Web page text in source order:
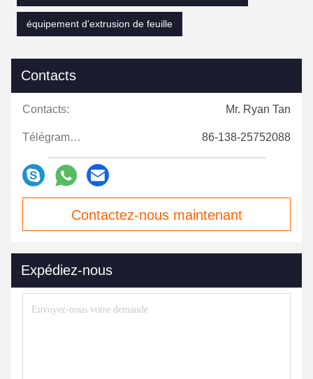
équipement d'extrusion de feuille
Contacts
Contacts: Mr. Ryan Tan
Télégramme: 86-138-25752088
Contactez-nous maintenant
Expédiez-nous